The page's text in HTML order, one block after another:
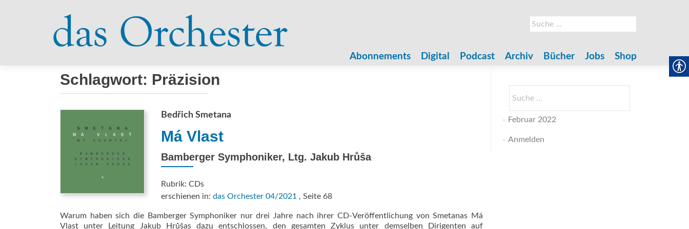
Suche
nach:
Abonnements Digital Podcast Archiv Bücher Jobs Shop
Schlagwort: Präzision
Bedřich Smetana
Má Vlast
Bamberger Symphoniker, Ltg. Jakub Hrůša
Rubrik: CDs
erschienen in: das Orchester 04/2021 , Seite 68
Warum haben sich die Bamberger Symphoniker nur drei Jahre nach ihrer CD-Veröffentlichung von Smetanas Má
Vlast unter Leitung Jakub Hrůšas dazu entschlossen, den gesamten Zyklus unter demselben Dirigenten auf
nach:
Februar 2022
Anmelden